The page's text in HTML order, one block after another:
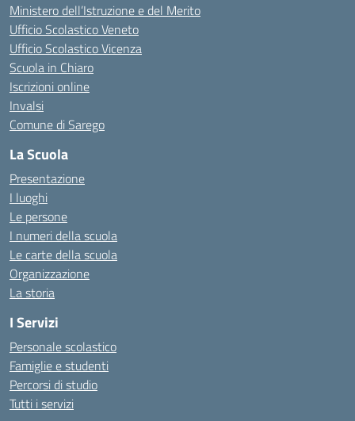
Ministero dell’Istruzione e del Merito
Ufficio Scolastico Veneto
Ufficio Scolastico Vicenza
Scuola in Chiaro
Iscrizioni online
Invalsi
Comune di Sarego
La Scuola
Presentazione
I luoghi
Le persone
I numeri della scuola
Le carte della scuola
Organizzazione
La storia
I Servizi
Personale scolastico
Famiglie e studenti
Percorsi di studio
Tutti i servizi